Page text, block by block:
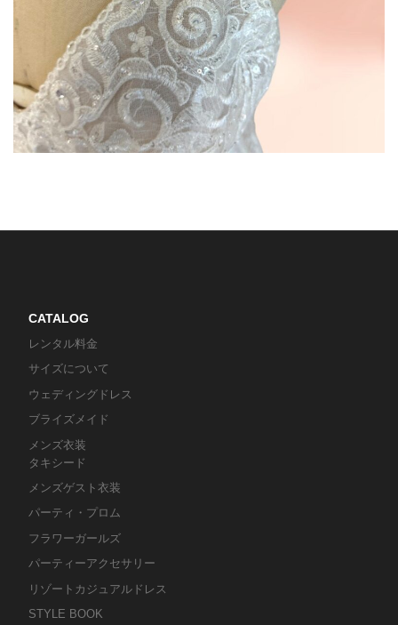
CATALOG
レンタル料金
サイズについて
ウェディングドレス
ブライズメイド
メンズ衣装
タキシード
メンズゲスト衣装
パーティ・プロム
フラワーガールズ
パーティーアクセサリー
リゾートカジュアルドレス
STYLE BOOK